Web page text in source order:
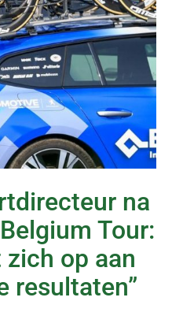
na
Tour:
zich op aan
resultaten”